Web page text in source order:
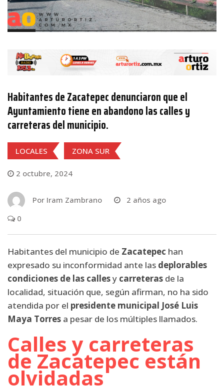
Habitantes de Zacatepec denunciaron que el
Ayuntamiento tiene en abandono las calles y
carreteras del municipio.
LOCALES ZONA SUR
2 octubre, 2024
Por Iram Zambrano
2 años ago
0
Habitantes del municipio de Zacatepec han
expresado su inconformidad ante las deplorables
condiciones de las callesy carreteras de la
localidad, situación que, según afirman, no ha sido
atendida por el presidente municipal José Luis
Maya Torres a pesar de los múltiples llamados.
Calles y carreteras
de Zacatepec están
olvidadas